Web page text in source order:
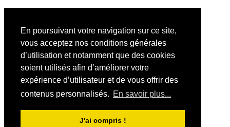
En poursuivant votre navigation sur ce site,
vous acceptez nos conditions générales
d’utilisation et notamment que des cookies
soient utilisés afin d’améliorer votre
expérience d’utilisateur et de vous offrir des
contenus personnalisés. En savoir plus...
J'ai compris !